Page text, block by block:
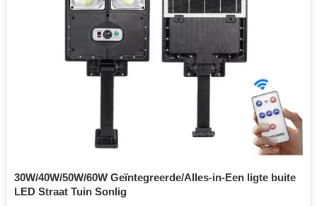
30W/40W/50W/60W Geïntegreerde/Alles-in-Een ligte buite
LED Straat Tuin Sonlig